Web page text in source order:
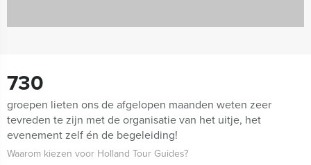
730
groepen lieten ons de afgelopen maanden weten zeer
tevreden te zijn met de organisatie van het uitje, het
evenement zelf én de begeleiding!
Waarom kiezen voor Holland Tour Guides?